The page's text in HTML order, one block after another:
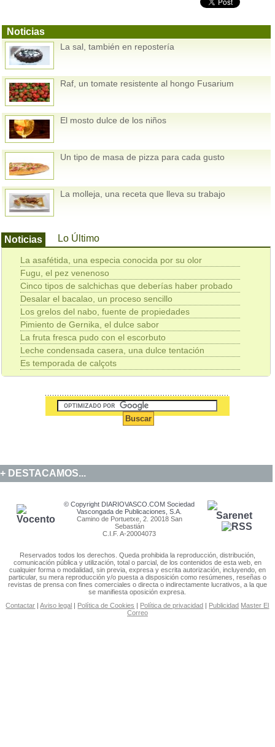
Noticias
La sal, también en repostería
Raf, un tomate resistente al hongo Fusarium
El mosto dulce de los niños
Un tipo de masa de pizza para cada gusto
La molleja, una receta que lleva su trabajo
Noticias Lo Último
La asafétida, una especia conocida por su olor
Fugu, el pez venenoso
Cinco tipos de salchichas que deberías haber probado
Desalar el bacalao, un proceso sencillo
Los grelos del nabo, fuente de propiedades
Pimiento de Gernika, el dulce sabor
La fruta fresca pudo con el escorbuto
Leche condensada casera, una dulce tentación
Es temporada de calçots
DESTACAMOS...
© Copyright DIARIOVASCO.COM Sociedad
Vascongada de Publicaciones, S.A.
Camino de Portuetxe, 2. 20018 San
Sebastián
C.I.F. A-20004073
Reservados todos los derechos. Queda prohibida la reproducción, distribución,
comunicación pública y utilización, total o parcial, de los contenidos de esta web, en
cualquier forma o modalidad, sin previa, expresa y escrita autorización, incluyendo, en
particular, su mera reproducción y/o puesta a disposición como resúmenes, reseñas o
revistas de prensa con fines comerciales o directa o indirectamente lucrativos, a la que
se manifiesta oposición expresa.
Contactar |Aviso legal | Política de Cookies | Política de privacidad | Publicidad Master El
Correo